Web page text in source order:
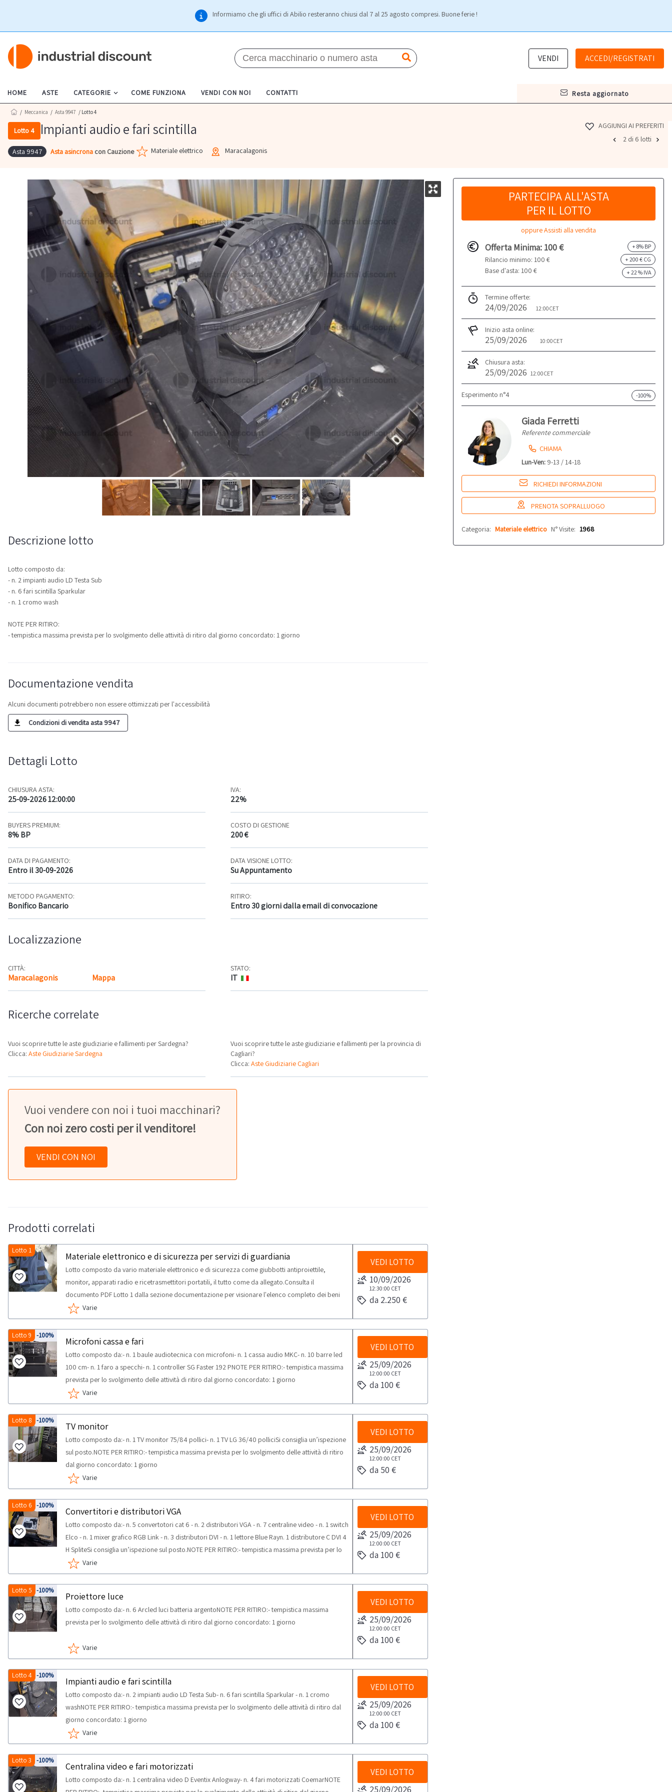
Informiamo che gli uffici di Abilio resteranno chiusi dal 7 al 25 agosto compresi. Buone ferie !
VENDI ACCEDI/REGISTRATI
HOME ASTE CATEGORIE COME FUNZIONA VENDI CON NOI CONTATTI resta aggiornato
/ Meccanica / Asta 9947 / Lotto 4
Lotto 4 Impianti audio e fari scintilla
Asta 9947 Asta asincrona con Cauzione Materiale elettrico Maracalagonis
AGGIUNGI AI PREFERITI
2 di 6 lotti
PARTECIPA ALL'ASTA
PER IL LOTTO
oppure Assisti alla vendita
Offerta Minima: 100 €
Rilancio minimo: 100 €
Base d'asta: 100 €
+ 8% BP
+ 200 € CG
+ 22 % IVA
Termine offerte:
24/09/2026 12:00CET
Inizio asta online:
25/09/2026 10:00CET
Chiusura asta:
25/09/2026 12:00CET
Esperimento n°4 -100%
Giada Ferretti
Referente commerciale
CHIAMA
Lun-Ven: 9-13 / 14-18
RICHIEDI INFORMAZIONI
PRENOTA SOPRALLUOGO
Categoria: Materiale elettrico N° Visite: 1968
Descrizione lotto
Lotto composto da:
- n. 2 impianti audio LD Testa Sub
- n. 6 fari scintilla Sparkular
- n. 1 cromo wash
NOTE PER RITIRO:
- tempistica massima prevista per lo svolgimento delle attività di ritiro dal giorno concordato: 1 giorno
Documentazione vendita
Alcuni documenti potrebbero non essere ottimizzati per l'accessibilità
Condizioni di vendita asta 9947
Dettagli Lotto
CHIUSURA ASTA:
25-09-2026 12:00:00
IVA:
22%
BUYERS PREMIUM:
8% BP
COSTO DI GESTIONE
200 €
DATA DI PAGAMENTO:
Entro il 30-09-2026
DATA VISIONE LOTTO:
Su Appuntamento
METODO PAGAMENTO:
Bonifico Bancario
RITIRO:
Entro 30 giorni dalla email di convocazione
Localizzazione
CITTÀ:
Maracalagonis Mappa
STATO:
IT
Ricerche correlate
Vuoi scoprire tutte le aste giudiziarie e fallimenti per Sardegna?
Clicca: Aste Giudiziarie Sardegna
Vuoi scoprire tutte le aste giudiziarie e fallimenti per la provincia di
Cagliari?
Clicca:Aste Giudiziarie Cagliari
Vuoi vendere con noi i tuoi macchinari?
Con noi zero costi per il venditore!
VENDI CON NOI
Prodotti correlati
Lotto 1
Materiale elettronico e di sicurezza per servizi di guardiania
Lotto composto da vario materiale elettronico e di sicurezza come giubbotti antiproiettile,
monitor, apparati radio e ricetrasmettitori portatili, il tutto come da allegato.Consulta il
documento PDF Lotto 1 dalla sezione documentazione per visionare l'elenco completo dei beni
inclusi in questo lotto.Beni venduti a corpo e non a misura. Alcune quantità potrebbero non
corrispondere. Si consiglia un’ispezione sul posto. NOTE DI VENDITA:- Si segnala che nella vendita
sono compresi giubbotti antiproiettili usati, che hanno superato il termine di vita utile indicato dal
produttore e pertanto non vengono venduti né garantiti come dispositivi idonei alla protezione
personale. L'acquirente dichiara di essere a conoscenza dello stato del bene, della sua scadenza
e dell'assenza di qualsiasi garanzia circa le prestazioni balistiche originarie. La vendita avviene
esclusivamente come oggetto da collezione, esposizione, studio, addestramento o utilizzi
analoghi non connessi alla protezione personale. Il bene è ceduto 'visto e piaciuto' nello stato in
cui si trova. NOTE PER RITIRO:- tempistica massima prevista per lo svolgimento delle attività di
furgone
Varie
VEDI LOTTO
10/09/2026
12:30:00 CET
da 2.250 €
-100%
Lotto 9
Microfoni cassa e fari
Lotto composto da:- n. 1 baule audiotecnica con microfoni- n. 1 cassa audio MKC- n. 10 barre led
100 cm- n. 1 faro a specchi- n. 1 controller SG Faster 192 PNOTE PER RITIRO:- tempistica massima
prevista per lo svolgimento delle attività di ritiro dal giorno concordato: 1 giorno
Varie
VEDI LOTTO
25/09/2026
12:00:00 CET
da 100 €
-100%
Lotto 8
TV monitor
Lotto composto da:- n. 1 TV monitor 75/84 pollici- n. 1 TV LG 36/40 polliciSi consiglia un’ispezione
sul posto.NOTE PER RITIRO:- tempistica massima prevista per lo svolgimento delle attività di ritiro
dal giorno concordato: 1 giorno
Varie
VEDI LOTTO
25/09/2026
12:00:00 CET
da 50 €
-100%
Lotto 6
Convertitori e distributori VGA
Lotto composto da:- n. 5 convertotori cat 6 - n. 2 distributori VGA - n. 7 centraline video - n. 1 switch
Elco - n. 1 mixer grafico RGB Link - n. 3 distributori DVI - n. 1 lettore Blue Rayn. 1 distributore C DVI 4
H SpliteSi consiglia un’ispezione sul posto.NOTE PER RITIRO:- tempistica massima prevista per lo
svolgimento delle attività di ritiro dal giorno concordato: 1 giorno
Varie
VEDI LOTTO
25/09/2026
12:00:00 CET
da 100 €
-100%
Lotto 5
Proiettore luce
Lotto composto da:- n. 6 Arcled luci batteria argentoNOTE PER RITIRO:- tempistica massima
prevista per lo svolgimento delle attività di ritiro dal giorno concordato: 1 giorno
Varie
VEDI LOTTO
25/09/2026
12:00:00 CET
da 100 €
-100%
Lotto 4
Impianti audio e fari scintilla
Lotto composto da:- n. 2 impianti audio LD Testa Sub- n. 6 fari scintilla Sparkular - n. 1 cromo
washNOTE PER RITIRO:- tempistica massima prevista per lo svolgimento delle attività di ritiro dal
giorno concordato: 1 giorno
Varie
VEDI LOTTO
25/09/2026
12:00:00 CET
da 100 €
-100%
Lotto 3
Centralina video e fari motorizzati
Lotto composto da:- n. 1 centralina video D Eventix Anlogway- n. 4 fari motorizzati CoemarNOTE
VEDI LOTTO
25/09/2026